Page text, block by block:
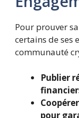
Pour prouver
certains de ses
communauté
Publier
pour